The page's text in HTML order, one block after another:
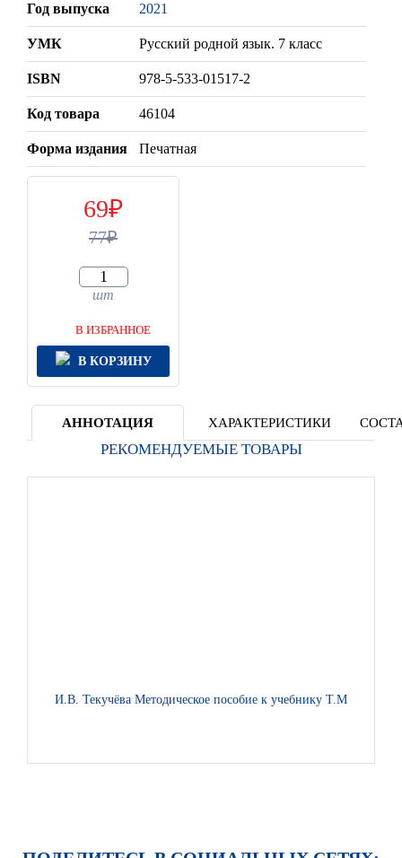
Год выпуска 2021
УМК Русский родной язык. 7 класс
ISBN 978-5-533-01517-2
Код товара 46104
Форма издания Печатная
69
77
шт
В ИЗБРАННОЕ
В КОРЗИНУ
АННОТАЦИЯ ХАРАКТЕРИСТИКИ
РЕКОМЕНДУЕМЫЕ ТОВАРЫ
И.В. Текучёва Методическое пособие к учебнику Т.М.